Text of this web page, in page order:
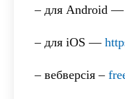
– для Android —
– для iOS —
– вебверсія–